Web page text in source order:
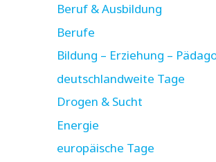
Beruf & Ausbildung
Berufe
Bildung – Erziehung –
deutschlandweite Tage
Drogen & Sucht
Energie
europäische Tage